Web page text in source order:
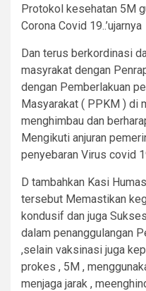
Protokol kesehatan 5M
Corona Covid 19..’ujarnya
Dan terus berkordinasi
masyrakat dengan
dengan Pemberlakuan
Masyarakat ( PPKM ) di
menghimbau dan
Mengikuti anjuran
penyebaran Virus covid
D tambahkan Kasi
tersebut Memastikan
kondusif dan juga
dalam penanggulangan
,selain vaksinasi juga
prokes , 5M ,
menjaga jarak ,